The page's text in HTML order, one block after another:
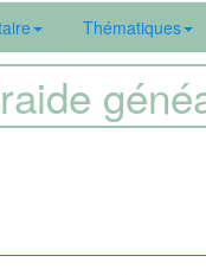
Thématiques